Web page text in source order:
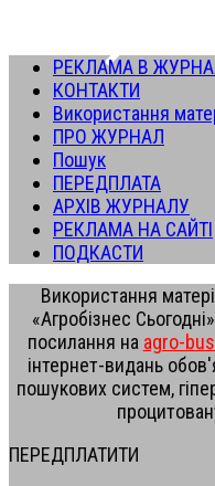
РЕКЛАМА В
КОНТАКТИ
Використання
ПРО ЖУРНАЛ
Пошук
ПЕРЕДПЛАТА
АРХІВ ЖУРНАЛУ
РЕКЛАМА НА САЙТІ
ПОДКАСТИ
Використання
«Агробізнес
посилання на agro-
інтернет-видань
пошукових систем,
ПЕРЕДПЛАТИТИ